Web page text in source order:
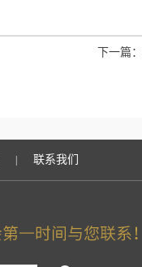
下一篇：
联系我们